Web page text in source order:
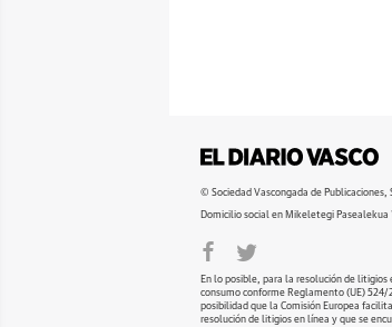
© Sociedad Vascongada de Publicaciones,
Domicilio social en Mikeletegi
En lo posible, para la resolución de litigios
consumo conforme Reglamento (UE) 524/
posibilidad que la Comisión Europea
resolución de litigios en línea y que se